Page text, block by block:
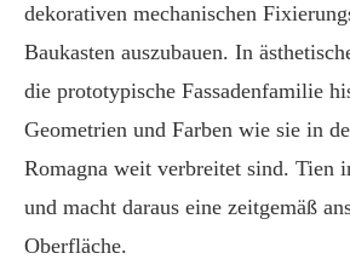
dekorativen mechanischen
Baukasten auszubauen. In
die prototypische Fassadenfamilie
Geometrien und Farben wie sie in
Romagna weit verbreitet sind. Tien
und macht daraus eine zeitgemäß
Oberfläche.